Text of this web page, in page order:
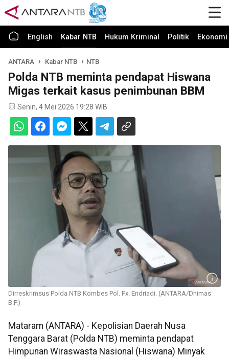
English Kabar NTB Hukum Kriminal Politik
ANTARA Kabar NTB NTB
Polda NTB meminta pendapat Hiswana
Migas terkait kasus penimbunan BBM
Senin, 4 Mei 2026 19:28 WIB
Dirreskrimsus Polda NTB Kombes Pol. Fx. Endriadi. (ANTARA/Dhimas
B.P.)
Mataram (ANTARA) - Kepolisian Daerah Nusa
Tenggara Barat (Polda NTB) meminta pendapat
Himpunan Wiraswasta Nasional (Hiswana) Minyak